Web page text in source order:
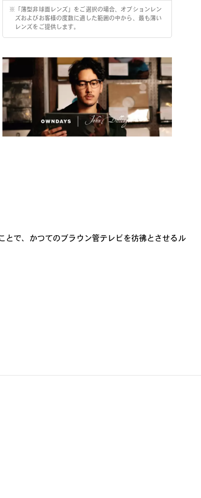
※
「薄型非球面レンズ」をご選択の場合、オプションレン
ズおよびお客様の度数に適した範囲の中から、最も薄い
レンズをご提供します。
とで、かつてのブラウン管テレビを彷彿とさせるル